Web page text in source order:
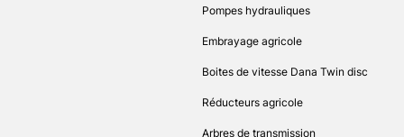
Pompes hydrauliques
Embrayage agricole
Boites de vitesse Dana Twin disc
Réducteurs agricole
Arbres de transmission